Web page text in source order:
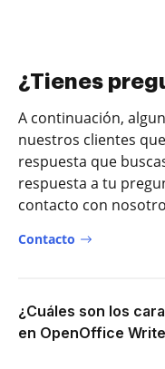
¿Tienes
A continuación,
nuestros clientes
respuesta que
respuesta a tu
contacto con
Contacto
¿Cuáles son los
en OpenOffice